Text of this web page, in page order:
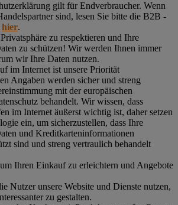
gilt für Endverbraucher. Wenn
sind, lesen Sie bitte die B2B -
hier.
zu respektieren und Ihre
zu schützen! Wir werden Ihnen immer
wir Ihre Daten nutzen.
im Internet ist unsere Priorität
Angaben werden sicher und streng
mit der europäischen
behandelt. Wir wissen, dass
im Internet äußerst wichtig ist, daher setzen
ein, um sicherzustellen, dass Ihre
und Kreditkarteninformationen
sind und streng vertraulich behandelt
Ihren Einkauf zu erleichtern und Angebote
Nutzer unsere Website und Dienste nutzen,
zu gestalten.